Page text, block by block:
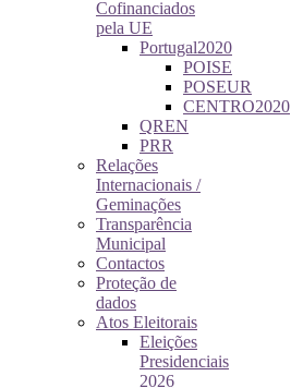
Cofinanciados
pela UE
Portugal2020
POISE
POSEUR
CENTRO2020
QREN
PRR
Relações
Internacionais /
Geminações
Transparência
Municipal
Contactos
Proteção de
dados
Atos Eleitorais
Eleições
Presidenciais
2026